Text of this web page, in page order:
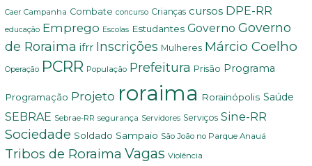
Caer Campanha Combate concurso Crianças cursos DPE-RR
educação Emprego Escolas Estudantes Governo Governo
de Roraima ifrr Inscrições Mulheres Márcio Coelho
Operação PCRR População Prefeitura Prisão Programa
Programação Projeto roraima Rorainópolis Saúde
SEBRAE Sebrae-RR segurança Servidores Serviços Sine-RR
Sociedade Soldado Sampaio São João no Parque Anauá
Tribos de Roraima Vagas Violência